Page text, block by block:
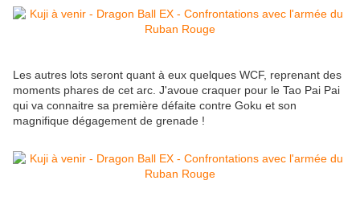
Les autres lots seront quant à eux quelques WCF, reprenant des
moments phares de cet arc. J'avoue craquer pour le Tao Pai Pai
qui va connaitre sa première défaite contre Goku et son
magnifique dégagement de grenade !